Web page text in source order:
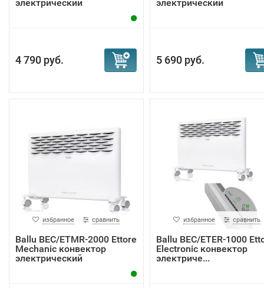
электрический
4 790 руб.
электрический
5 690 руб.
избранное сравнить
Ballu BEC/ETMR-2000 Ettore
Mechanic конвектор
электрический
избранное сравнить
Ballu BEC/ETER-1000
Electronic конвектор
электриче...